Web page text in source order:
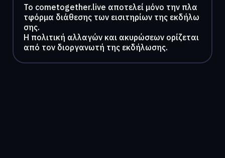
To cometogether.live αποτελεί μόνο την πλα
τφόρμα διάθεσης των εισιτηρίων της εκδήλω
σης.
Η πολιτική αλλαγών και ακυρώσεων ορίζεται
από τον διοργανωτή της εκδήλωσης.